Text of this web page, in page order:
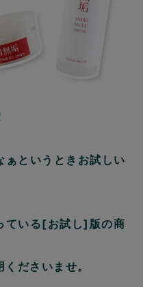
ぁというときお試しい
ている[お試し]版の商
ださいませ。